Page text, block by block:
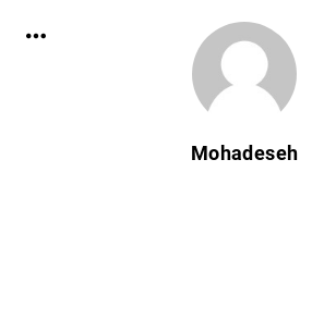
Mohadeseh